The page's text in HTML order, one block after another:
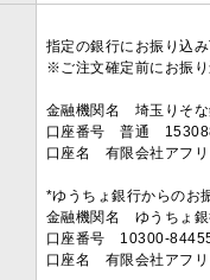
指定の銀行にお振り込
※ご注文確定前にお振
金融機関名 埼玉りそ
口座番号 普通
口座名 有限会社アフ
*ゆうちょ銀行からのお
金融機関名 ゆうちょ
口座番号 10300-
口座名 有限会社アフ